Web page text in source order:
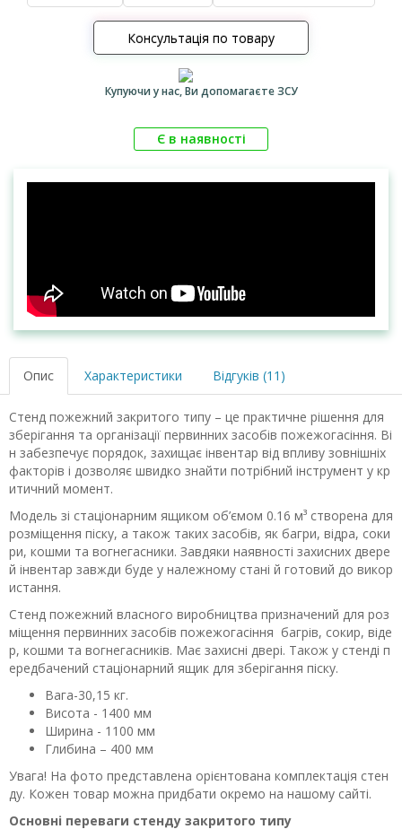
Консультація по товару
Купуючи у нас, Ви допомагаєте ЗСУ
Є в наявності
Опис Характеристики Відгуків (11)
Стенд пожежний закритого типу – це практичне рішення для
зберігання та організації первинних засобів пожежогасіння. Ві
н забезпечує порядок, захищає інвентар від впливу зовнішніх
факторів і дозволяє швидко знайти потрібний інструмент у кр
итичний момент.
Модель зі стаціонарним ящиком об’ємом 0.16 м³ створена для
розміщення піску, а також таких засобів, як багри, відра, соки
ри, кошми та вогнегасники. Завдяки наявності захисних двере
й інвентар завжди буде у належному стані й готовий до викор
истання.
Стенд пожежний власного виробництва призначений для роз
міщення первинних засобів пожежогасіння багрів, сокир, віде
р, кошми та вогнегасників. Має захисні двері. Також у стенді п
ередбачений стаціонарний ящик для зберігання піску.
Вага-30,15 кг.
Висота - 1400 мм
Ширина - 1100 мм
Глибина – 400 мм
Увага! На фото представлена орієнтована комплектація стен
ду. Кожен товар можна придбати окремо на нашому сайті.
Основні переваги стенду закритого типу